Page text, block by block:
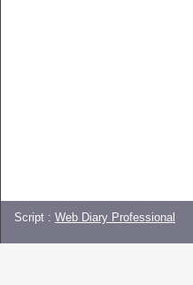
Script : Web Diary Professional